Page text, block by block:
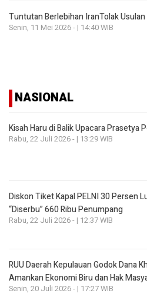
Tuntutan Berlebihan IranTolak Usulan
Senin, 11 Mei 2026 - | 14:40 WIB
NASIONAL
Kisah Haru di Balik Upacara Prasetya
Rabu, 22 Juli 2026 - | 13:29 WIB
Diskon Tiket Kapal PELNI 30 Persen
“Diserbu” 660 Ribu Penumpang
Rabu, 22 Juli 2026 - | 12:37 WIB
RUU Daerah Kepulauan Godok Dana
Amankan Ekonomi Biru dan Hak
Senin, 20 Juli 2026 - | 17:27 WIB